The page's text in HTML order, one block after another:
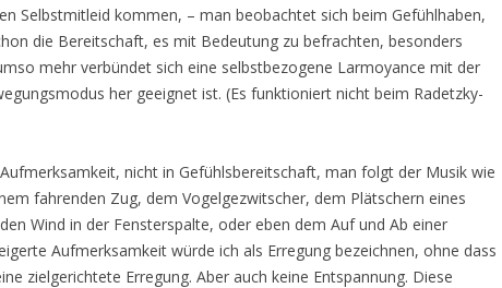
Selbstmitleid kommen, – man beobachtet sich beim Gefühlhaben,
die Bereitschaft, es mit Bedeutung zu befrachten, besonders
mehr verbündet sich eine selbstbezogene Larmoyance mit der
her geeignet ist. (Es funktioniert nicht beim Radetzky-
nicht in Gefühlsbereitschaft, man folgt der Musik wie
fahrenden Zug, dem Vogelgezwitscher, dem Plätschern eines
Wind in der Fensterspalte, oder eben dem Auf und Ab einer
Aufmerksamkeit würde ich als Erregung bezeichnen, ohne dass
zielgerichtete Erregung. Aber auch keine Entspannung. Diese